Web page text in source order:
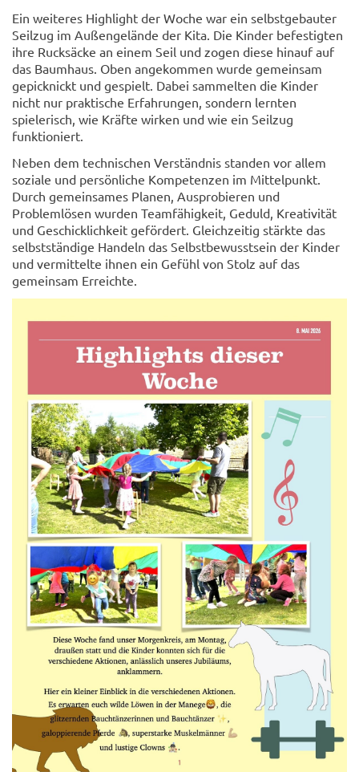
Ein weiteres Highlight der Woche war ein selbstgebauter
Seilzug im Außengelände der Kita. Die Kinder befestigten
ihre Rucksäcke an einem Seil und zogen diese hinauf auf
das Baumhaus. Oben angekommen wurde gemeinsam
gepicknickt und gespielt. Dabei sammelten die Kinder
nicht nur praktische Erfahrungen, sondern lernten
spielerisch, wie Kräfte wirken und wie ein Seilzug
funktioniert.
Neben dem technischen Verständnis standen vor allem
soziale und persönliche Kompetenzen im Mittelpunkt.
Durch gemeinsames Planen, Ausprobieren und
Problemlösen wurden Teamfähigkeit, Geduld, Kreativität
und Geschicklichkeit gefördert. Gleichzeitig stärkte das
selbstständige Handeln das Selbstbewusstsein der Kinder
und vermittelte ihnen ein Gefühl von Stolz auf das
gemeinsam Erreichte.